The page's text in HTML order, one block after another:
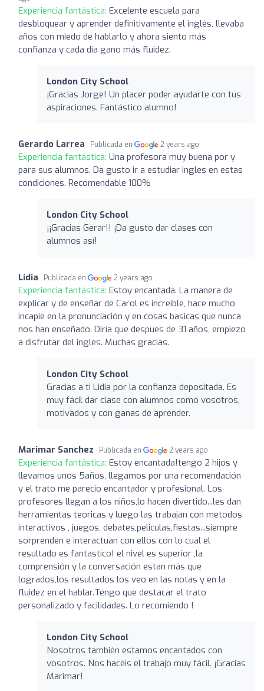
Experiencia fantástica: Excelente escuela para
desbloquear y aprender definitivamente el inglés, llevaba
años con miedo de hablarlo y ahora siento más
confianza y cada día gano más fluidez.
London City School
¡Gracias Jorge! Un placer poder ayudarte con tus
aspiraciones. Fantástico alumno!
Gerardo Larrea Publicada en 2 years ago
Experiencia fantástica: Una profesora muy buena por y
para sus alumnos. Da gusto ir a estudiar ingles en estas
condiciones. Recomendable 100%
London City School
¡¡Gracias Gerar!! ¡Da gusto dar clases con
alumnos así!
Lidia Publicada en 2 years ago
Experiencia fantástica: Estoy encantada. La manera de
explicar y de enseñar de Carol es increible, hace mucho
incapie en la pronunciación y en cosas basicas que nunca
nos han enseñado. Diría que despues de 31 años, empiezo
a disfrutar del ingles. Muchas gracias.
London City School
Gracias a ti Lidia por la confianza depositada. Es
muy fácil dar clase con alumnos como vosotros,
motivados y con ganas de aprender.
Marimar Sanchez Publicada en 2 years ago
Experiencia fantástica: Estoy encantada!tengo 2 hijos y
llevamos unos 5años, llegamos por una recomendación
y el trato me parecio encantador y profesional. Los
profesores llegan a los niños,lo hacen divertido...les dan
herramientas teoricas y luego las trabajan con metodos
interactivos , juegos, debates,peliculas,fiestas...siempre
sorprenden e interactuan con ellos con lo cual el
resultado es fantastico! el nivel es superior ,la
comprensión y la conversación estan más que
logrados,los resultados los veo en las notas y en la
fluidez en el hablar.Tengo que destacar el trato
personalizado y facilidades. Lo recomiendo !
London City School
Nosotros también estamos encantados con
vosotros. Nos hacéis el trabajo muy fácil. ¡Gracias
Marimar!